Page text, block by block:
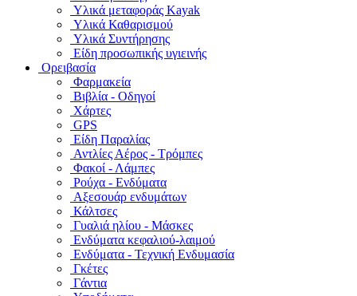
Υλικά μεταφοράς Kayak
Υλικά Καθαρισμού
Υλικά Συντήρησης
Είδη προσωπικής υγιεινής
Ορειβασία
Φαρμακεία
Βιβλία - Οδηγοί
Χάρτες
GPS
Είδη Παραλίας
Αντλίες Αέρος - Τρόμπες
Φακοί - Λάμπες
Ρούχα - Ενδύματα
Αξεσουάρ ενδυμάτων
Κάλτσες
Γυαλιά ηλίου - Μάσκες
Ενδύματα κεφαλιού-λαιμού
Ενδύματα - Τεχνική Ενδυμασία
Γκέτες
Γάντια